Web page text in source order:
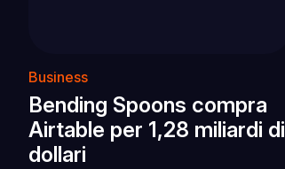
Business
Bending Spoons compra
Airtable per 1,28 miliardi di
dollari